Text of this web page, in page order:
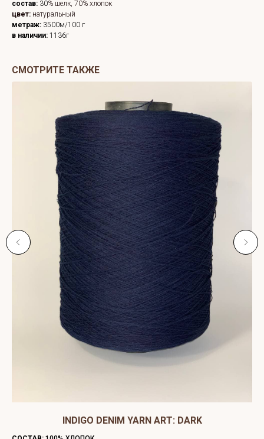
состав: 30% шелк, 70% хлопок
цвет: натуральный
метраж: 3500м/100 г
в наличии: 1136г
СМОТРИТЕ ТАКЖЕ
INDIGO DENIM YARN ART: DARK